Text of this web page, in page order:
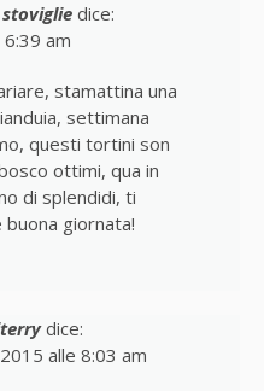
dice:
am
stamattina una
settimana
questi tortini son
ottimi, qua in
di splendidi, ti
buona giornata!
dice:
alle 8:03 am